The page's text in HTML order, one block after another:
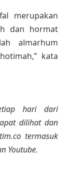
merupakan
dan hormat
almarhum
kata
hari dari
dilihat dan
termasuk
Youtube.